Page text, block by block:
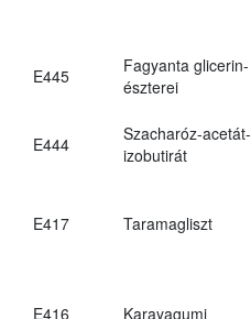
E445
Fagyanta glicerin-
észterei
E444
Szacharóz-acetát-
izobutirát
E417 Taramagliszt
E416 Karayagumi